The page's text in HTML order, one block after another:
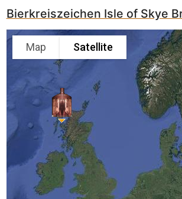
Bierkreiszeichen Isle of Skye
Map Satellite